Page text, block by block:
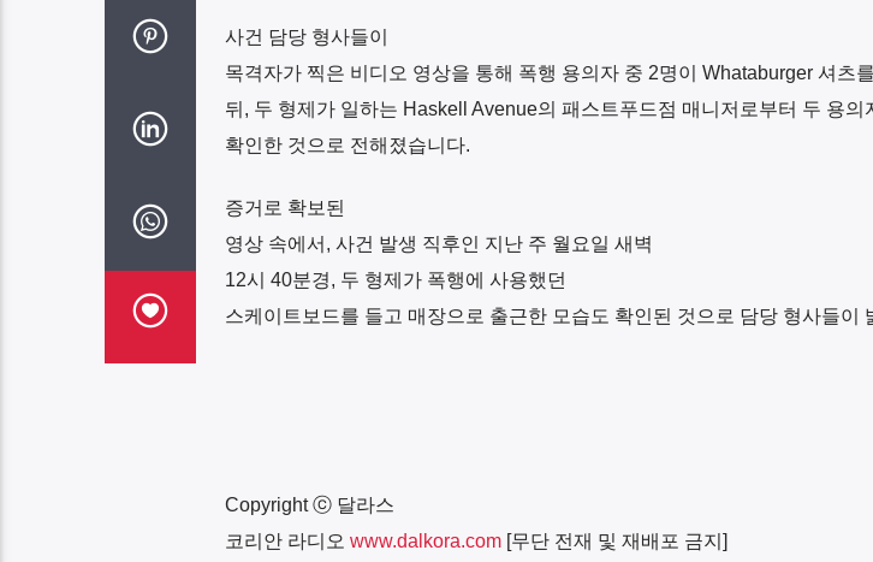
사건 담당 형사들이
목격자가 찍은 비디오 영상을 통해 폭행 용의자 중 2명이 Whataburger 셔츠
뒤 , 두 형제가 일하는 Haskell Avenue의 패스트푸드점 매니저로부터 두 용의
확인한 것으로 전해졌습니다.
증거로 확보된
영상 속에서 , 사건 발생 직후인 지난 주 월요일 새벽
12시 40분경, 두 형제가 폭행에 사용했던
스케이트보드를 들고 매장으로 출근한 모습도 확인된 것으로 담당 형사들이
Copyrightⓒ 달라스
코리안 라디오 www.dalkora.com[무단 전재 및 재배포 금지 ]